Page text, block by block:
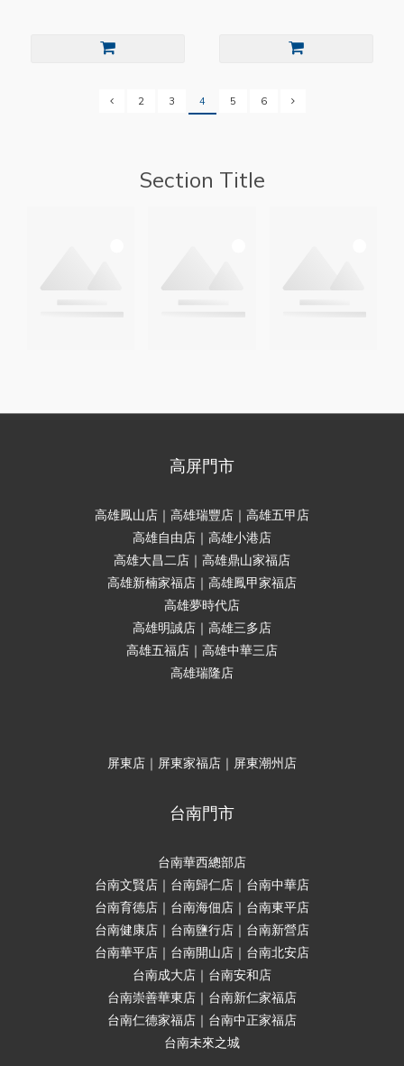
2 3 4 5 6
Section Title
高屏門市
高雄鳳山店｜高雄瑞豐店｜高雄五甲店
高雄自由店｜高雄小港店
高雄大昌二店｜高雄鼎山家福店
高雄新楠家福店｜高雄鳳甲家福店
高雄夢時代店
高雄明誠店｜高雄三多店
高雄五福店｜高雄中華三店
高雄瑞隆店
屏東店｜屏東家福店｜屏東潮州店
台南門市
台南華西總部店
台南文賢店｜台南歸仁店｜台南中華店
台南育德店｜台南海佃店｜台南東平店
台南健康店｜台南鹽行店｜台南新營店
台南華平店｜台南開山店｜台南北安店
台南成大店｜台南安和店
台南崇善華東店｜台南新仁家福店
台南仁德家福店｜台南中正家福店
台南未來之城